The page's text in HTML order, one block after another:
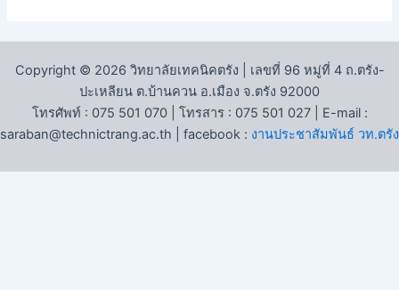
Copyright © 2026 วิทยาลัยเทคนิคตรัง | เลขที่ 96 หมู่ที่ 4 ถ.ตรัง-
ปะเหลียน ต.บ้านควน อ.เมือง จ.ตรัง 92000
โทรศัพท์ : 075 501 070 | โทรสาร : 075 501 027 | E-mail :
saraban@technictrang.ac.th | facebook : งานประชาสัมพันธ์ วท.ตรัง